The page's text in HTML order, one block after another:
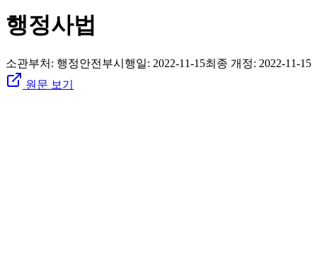
행정사법
소관부처: 행정안전부시행일: 2022-11-15최종 개정: 2022-11-15
원문 보기